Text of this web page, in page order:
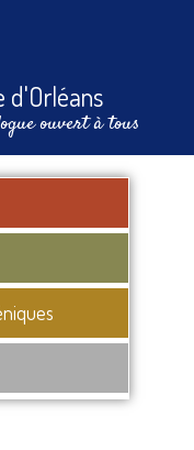
d'Orléans
ouvert à tous